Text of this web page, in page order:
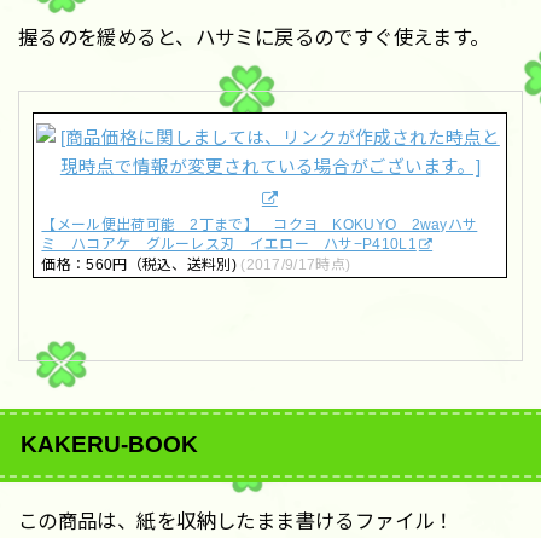
握るのを緩めると、ハサミに戻るのですぐ使えます。
【メール便出荷可能 2丁まで】 コクヨ KOKUYO 2wayハサ
ミ ハコアケ グルーレス刃 イエロー ハサ−P410L1
価格：560円（税込、送料別) (2017/9/17時点)
KAKERU-BOOK
この商品は、紙を収納したまま書けるファイル！